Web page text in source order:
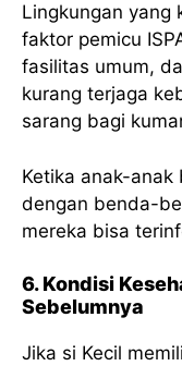
Lingkungan yang
faktor pemicu
fasilitas umum,
kurang terjaga
sarang bagi
Ketika anak-
dengan benda-
mereka bisa
6. Kondisi
Sebelumnya
Jika si Kecil